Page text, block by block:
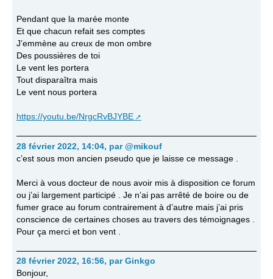
Pendant que la marée monte
Et que chacun refait ses comptes
J’emmène au creux de mon ombre
Des poussières de toi
Le vent les portera
Tout disparaîtra mais
Le vent nous portera
https://youtu.be/NrgcRvBJYBE
28 février 2022, 14:04, par @mikouf
c’est sous mon ancien pseudo que je laisse ce message .
Merci à vous docteur de nous avoir mis à disposition ce forum
ou j’ai largement participé . Je n’ai pas arrêté de boire ou de
fumer grace au forum contrairement à d’autre mais j’ai pris
conscience de certaines choses au travers des témoignages .
Pour ça merci et bon vent .
28 février 2022, 16:56, par Ginkgo
Bonjour,